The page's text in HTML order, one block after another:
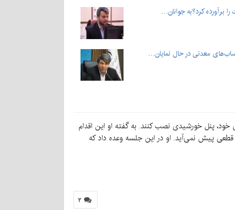
را برآورده کرد؟به جوانان…
معدنی در حال نمایان…
خود، پنل خورشیدی نصب کنند. به گفته او این اقدام
قطعی پیش نمی‌آید. او در این جلسه وعده داد که
۲